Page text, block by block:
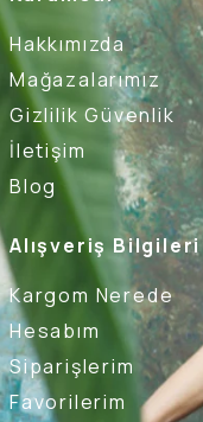
Hakkımızda
Mağazalarımız
Gizlilik Güvenlik
İletişim
Blog
Alışveriş Bilgileri
Kargom Nerede
Hesabım
Siparişlerim
Favorilerim